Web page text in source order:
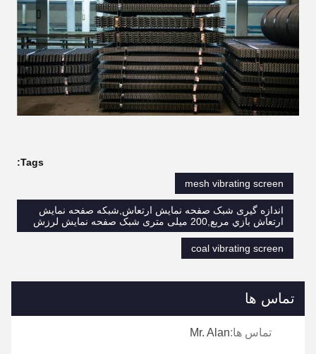
Tags:
mesh vibrating screen
اندازه گیری شبک صفحه نمایش ارتعاش,شبكه صفحه نمایش
ارتعاش بازي مربع,200 میلی متری شبک صفحه نمایش لرزش
coal vibrating screen
تماس ها
تماس ها:Mr. Alan